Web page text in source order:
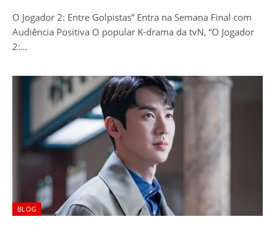
O Jogador 2: Entre Golpistas” Entra na Semana Final com
Audiência Positiva O popular K-drama da tvN, “O Jogador
2:…
BLOG